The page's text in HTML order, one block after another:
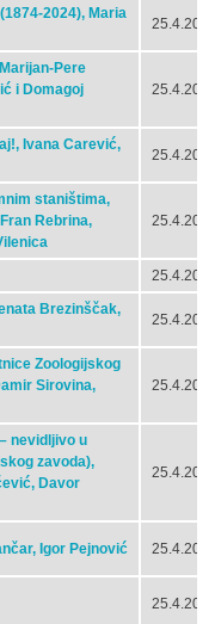
2024), Maria
Pere
i Domagoj
Ivana Carević,
staništima,
Rebrina,
Brezinščak,
Zoologijskog
Sirovina,
nevidljivo u
zavoda),
Davor
Igor Pejnović